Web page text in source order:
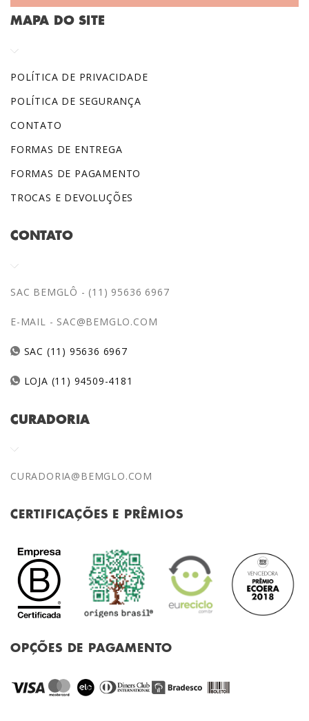
MAPA DO SITE
POLÍTICA DE PRIVACIDADE
POLÍTICA DE SEGURANÇA
CONTATO
FORMAS DE ENTREGA
FORMAS DE PAGAMENTO
TROCAS E DEVOLUÇÕES
CONTATO
SAC BEMGLÔ - (11) 95636 6967
E-MAIL - SAC@BEMGLO.COM
SAC (11) 95636 6967
LOJA (11) 94509-4181
CURADORIA
CURADORIA@BEMGLO.COM
CERTIFICAÇÕES E PRÊMIOS
OPÇÕES DE PAGAMENTO